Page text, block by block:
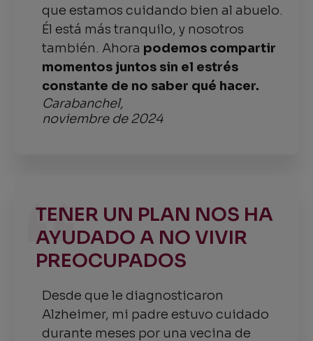
que estamos cuidando bien al abuelo.
Él está más tranquilo, y nosotros
también. Ahora podemos compartir
momentos juntos sin el estrés
constante de no saber qué hacer.
Carabanchel,
noviembre de 2024
TENER UN PLAN NOS HA
AYUDADO A NO VIVIR
PREOCUPADOS
Desde que le diagnosticaron
Alzheimer, mi padre estuvo cuidado
durante meses por una vecina de